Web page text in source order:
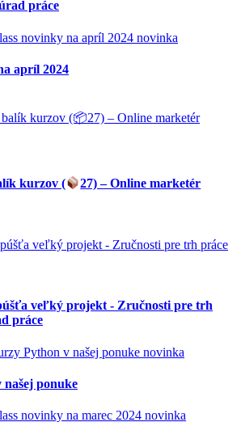
práce
novinka
apríl 2024
kurzov (
27) – Online marketér
veľký projekt - Zručnosti pre trh
práce
novinka
ponuke
novinka